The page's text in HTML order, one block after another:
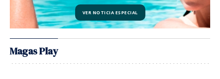
VER NOTICIA ESPECIAL
Magas Play